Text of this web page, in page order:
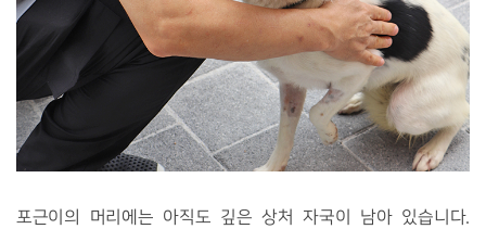
포근이의 머리에는 아직도 깊은 상처 자국이 남아 있습니다.